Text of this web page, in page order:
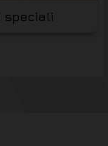
speciali